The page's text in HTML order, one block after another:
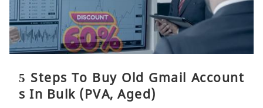
5 Steps To Buy Old Gmail Account
s In Bulk (PVA, Aged)